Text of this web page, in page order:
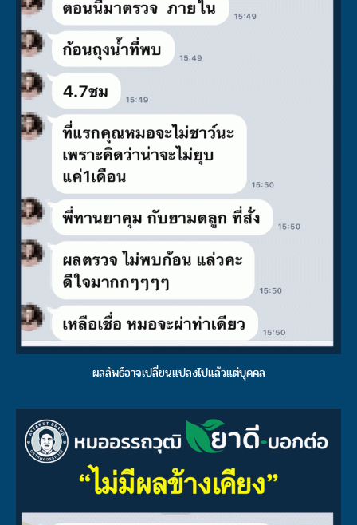
ผลลัพธ์อาจเปลี่ยนแปลงไปแล้วแต่บุคคล
ประชาสัมพันธ์ขายผลิตภัณฑ์
“อาหารเสริม ไม่สามารถช่วยคุณได้”